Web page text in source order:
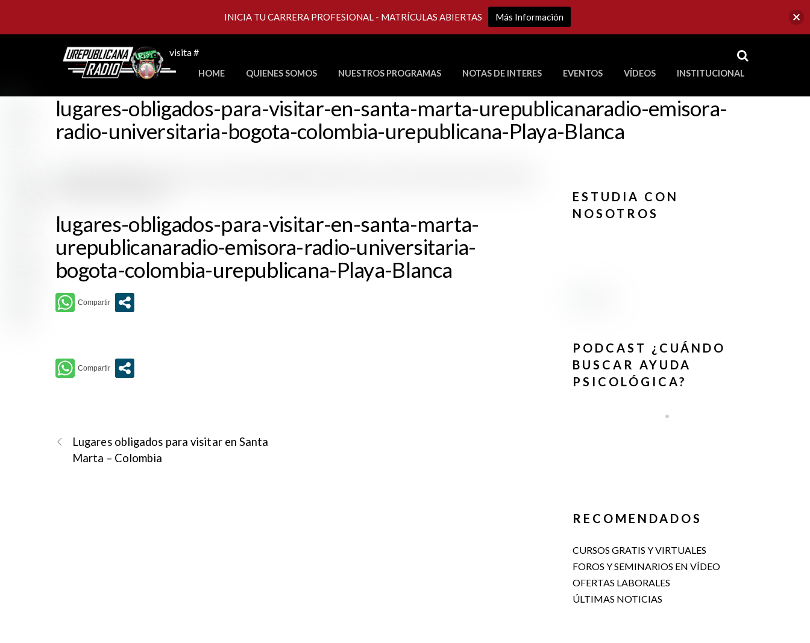
visita # RSS
HOME QUIENES SOMOS NUESTROS PROGRAMAS NOTAS DE INTERES EVENTOS VÍDEOS INSTITUCIONAL
lugares-obligados-para-visitar-en-santa-marta-urepublicanaradio-emisora-
radio-universitaria-bogota-colombia-urepublicana-Playa-Blanca
lugares-obligados-para-visitar-en-santa-marta-
urepublicanaradio-emisora-radio-universitaria-
bogota-colombia-urepublicana-Playa-Blanca
Lugares obligados para visitar en Santa
Marta – Colombia
ESTUDIA CON
NOSOTROS
PODCAST ¿CUÁNDO
BUSCAR AYUDA
PSICOLÓGICA?
RECOMENDADOS
CURSOS GRATIS Y VIRTUALES
FOROS Y SEMINARIOS EN VÍDEO
OFERTAS LABORALES
ÚLTIMAS NOTICIAS
INICIA TU CARRERA PROFESIONAL - MATRÍCULAS ABIERTAS Más Información